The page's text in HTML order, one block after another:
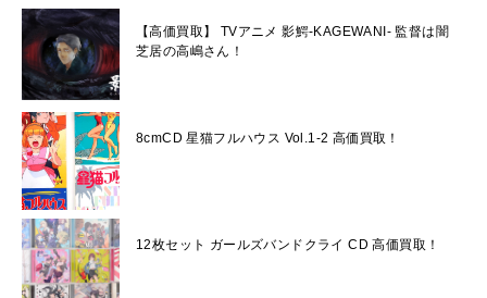
【高価買取】 TVアニメ 影鰐-KAGEWANI- 監督は闇
芝居の高嶋さん！
8cmCD 星猫フルハウス Vol.1-2 高価買取！
12枚セット ガールズバンドクライ CD 高価買取！